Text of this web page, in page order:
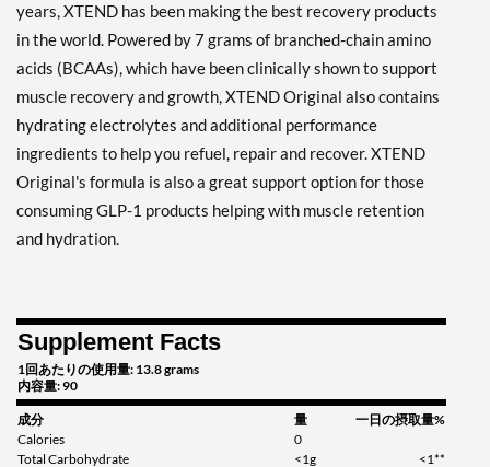
カートに入れる »
Knockout Fruit Punch
1197 grams
販売価格: AU$80.20
ディスカウント％ 39%
カートに入れる »
Knockout Fruit Punch
Lemon Lime Squeeze 414
grams
ディスカウント％ 32%
years, XTEND has been making the best recovery products
in the world. Powered by 7 grams of branched-chain amino
acids (BCAAs), which have been clinically shown to support
muscle recovery and growth, XTEND Original also contains
hydrating electrolytes and additional performance
ingredients to help you refuel, repair and recover. XTEND
Original's formula is also a great support option for those
consuming GLP-1 products helping with muscle retention
and hydration.
Supplement Facts
1回あたりの使用量: 13.8 grams
内容量: 90
成分 量
一日の摂取量%
Calories
0
Total Carbohydrate
<1g <1**